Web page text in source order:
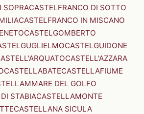
SOPRACASTELFRANCO DI SOTTO
CASTELFRANCO IN MISCANO
CASTELGOMBERTO
CASTELGUIDONE
CASTELL'AZZARA
CASTELLABATECASTELLAFIUME
DEL GOLFO
STABIACASTELLAMONTE
CASTELLANA SICULA